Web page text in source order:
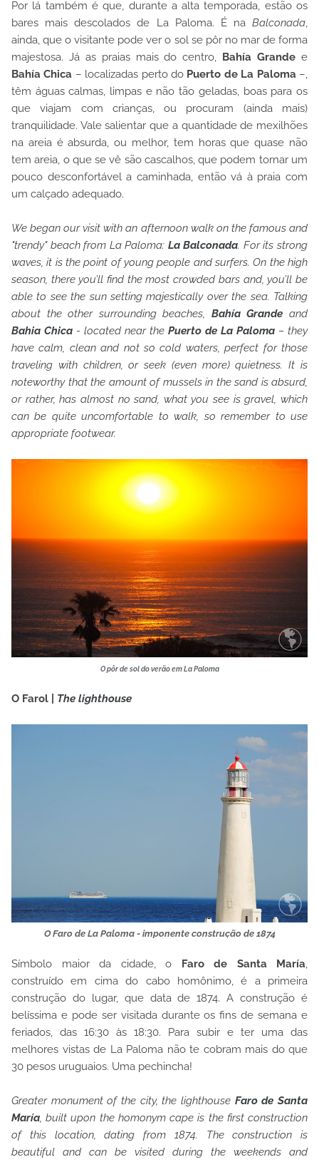
Por lá também é que, durante a alta temporada, estão os
bares mais descolados de La Paloma. É na Balconada,
ainda, que o visitante pode ver o sol se pôr no mar de forma
majestosa. Já as praias mais do centro, Bahía Grande e
Bahía Chica – localizadas perto do Puerto de La Paloma–,
têm águas calmas, limpas e não tão geladas, boas para os
que viajam com crianças, ou procuram (ainda mais)
tranquilidade. Vale salientar que a quantidade de mexilhões
na areia é absurda, ou melhor, tem horas que quase não
tem areia, o que se vê são cascalhos, que podem tornar um
pouco desconfortável a caminhada, então vá à praia com
um calçado adequado.
We began our visit with an afternoon walk on the famous and
"trendy" beach from La Paloma: La Balconada. For its strong
waves, it is the point of young people and surfers. On the high
season, there you’ll find the most crowded bars and, you’ll be
able to see the sun setting majestically over the sea. Talking
about the other surrounding beaches, Bahía Grande and
Bahia Chica - located near the Puerto de La Paloma – they
have calm, clean and not so cold waters, perfect for those
traveling with children, or seek (even more) quietness. It is
noteworthy that the amount of mussels in the sand is absurd,
or rather, has almost no sand, what you see is gravel, which
can be quite uncomfortable to walk, so remember to use
appropriate footwear.
O pôr de sol do verão em La Paloma
O Farol The lighthouse
O Faro de La Paloma - imponente construção de 1874
Símbolo maior da cidade, o Faro de Santa María,
construído em cima do cabo homônimo, é a primeira
construção do lugar, que data de 1874. A construção é
belíssima e pode ser visitada durante os fins de semana e
feriados, das 16:30 às 18:30. Para subir e ter uma das
melhores vistas de La Paloma não te cobram mais do que
30 pesos uruguaios. Uma pechincha!
Greater monument of the city, the lighthouse Faro de Santa
María, built upon the homonym cape is the first construction
of this location, dating from 1874. The construction is
beautiful and can be visited during the weekends and